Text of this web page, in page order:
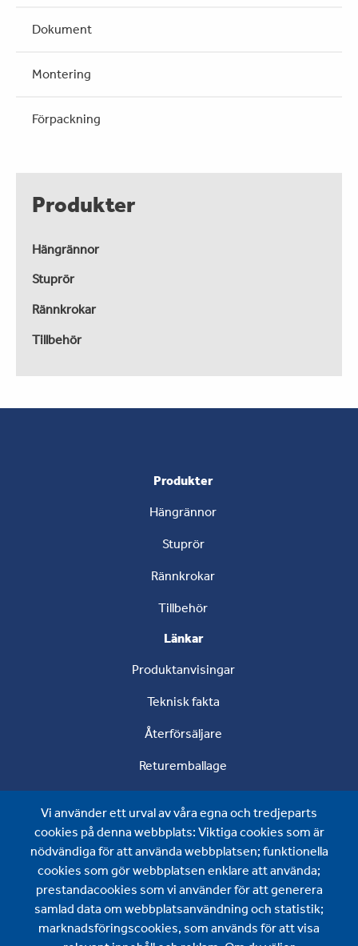
Produkter
Hängrännor
Stuprör
Rännkrokar
Tillbehör
Dokument
Montering
Förpackning
Produkter
Hängrännor
Stuprör
Rännkrokar
Tillbehör
Vi använder ett urval av våra egna och tredjeparts
cookies på denna webbplats: Viktiga cookies som är
nödvändiga för att använda webbplatsen; funktionella
cookies som gör webbplatsen enklare att använda;
prestandacookies som vi använder för att generera
samlad data om webbplatsanvändning och statistik;
marknadsföringscookies, som används för att visa
Länkar
Produktanvisingar
Teknisk fakta
Återförsäljare
Returemballage
Om oss
Om oss
Nyheter
Kontakta oss
Wijo AB